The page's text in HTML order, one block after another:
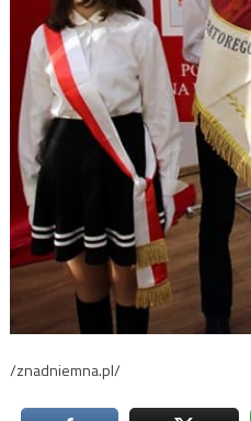
/znadniemna.pl/